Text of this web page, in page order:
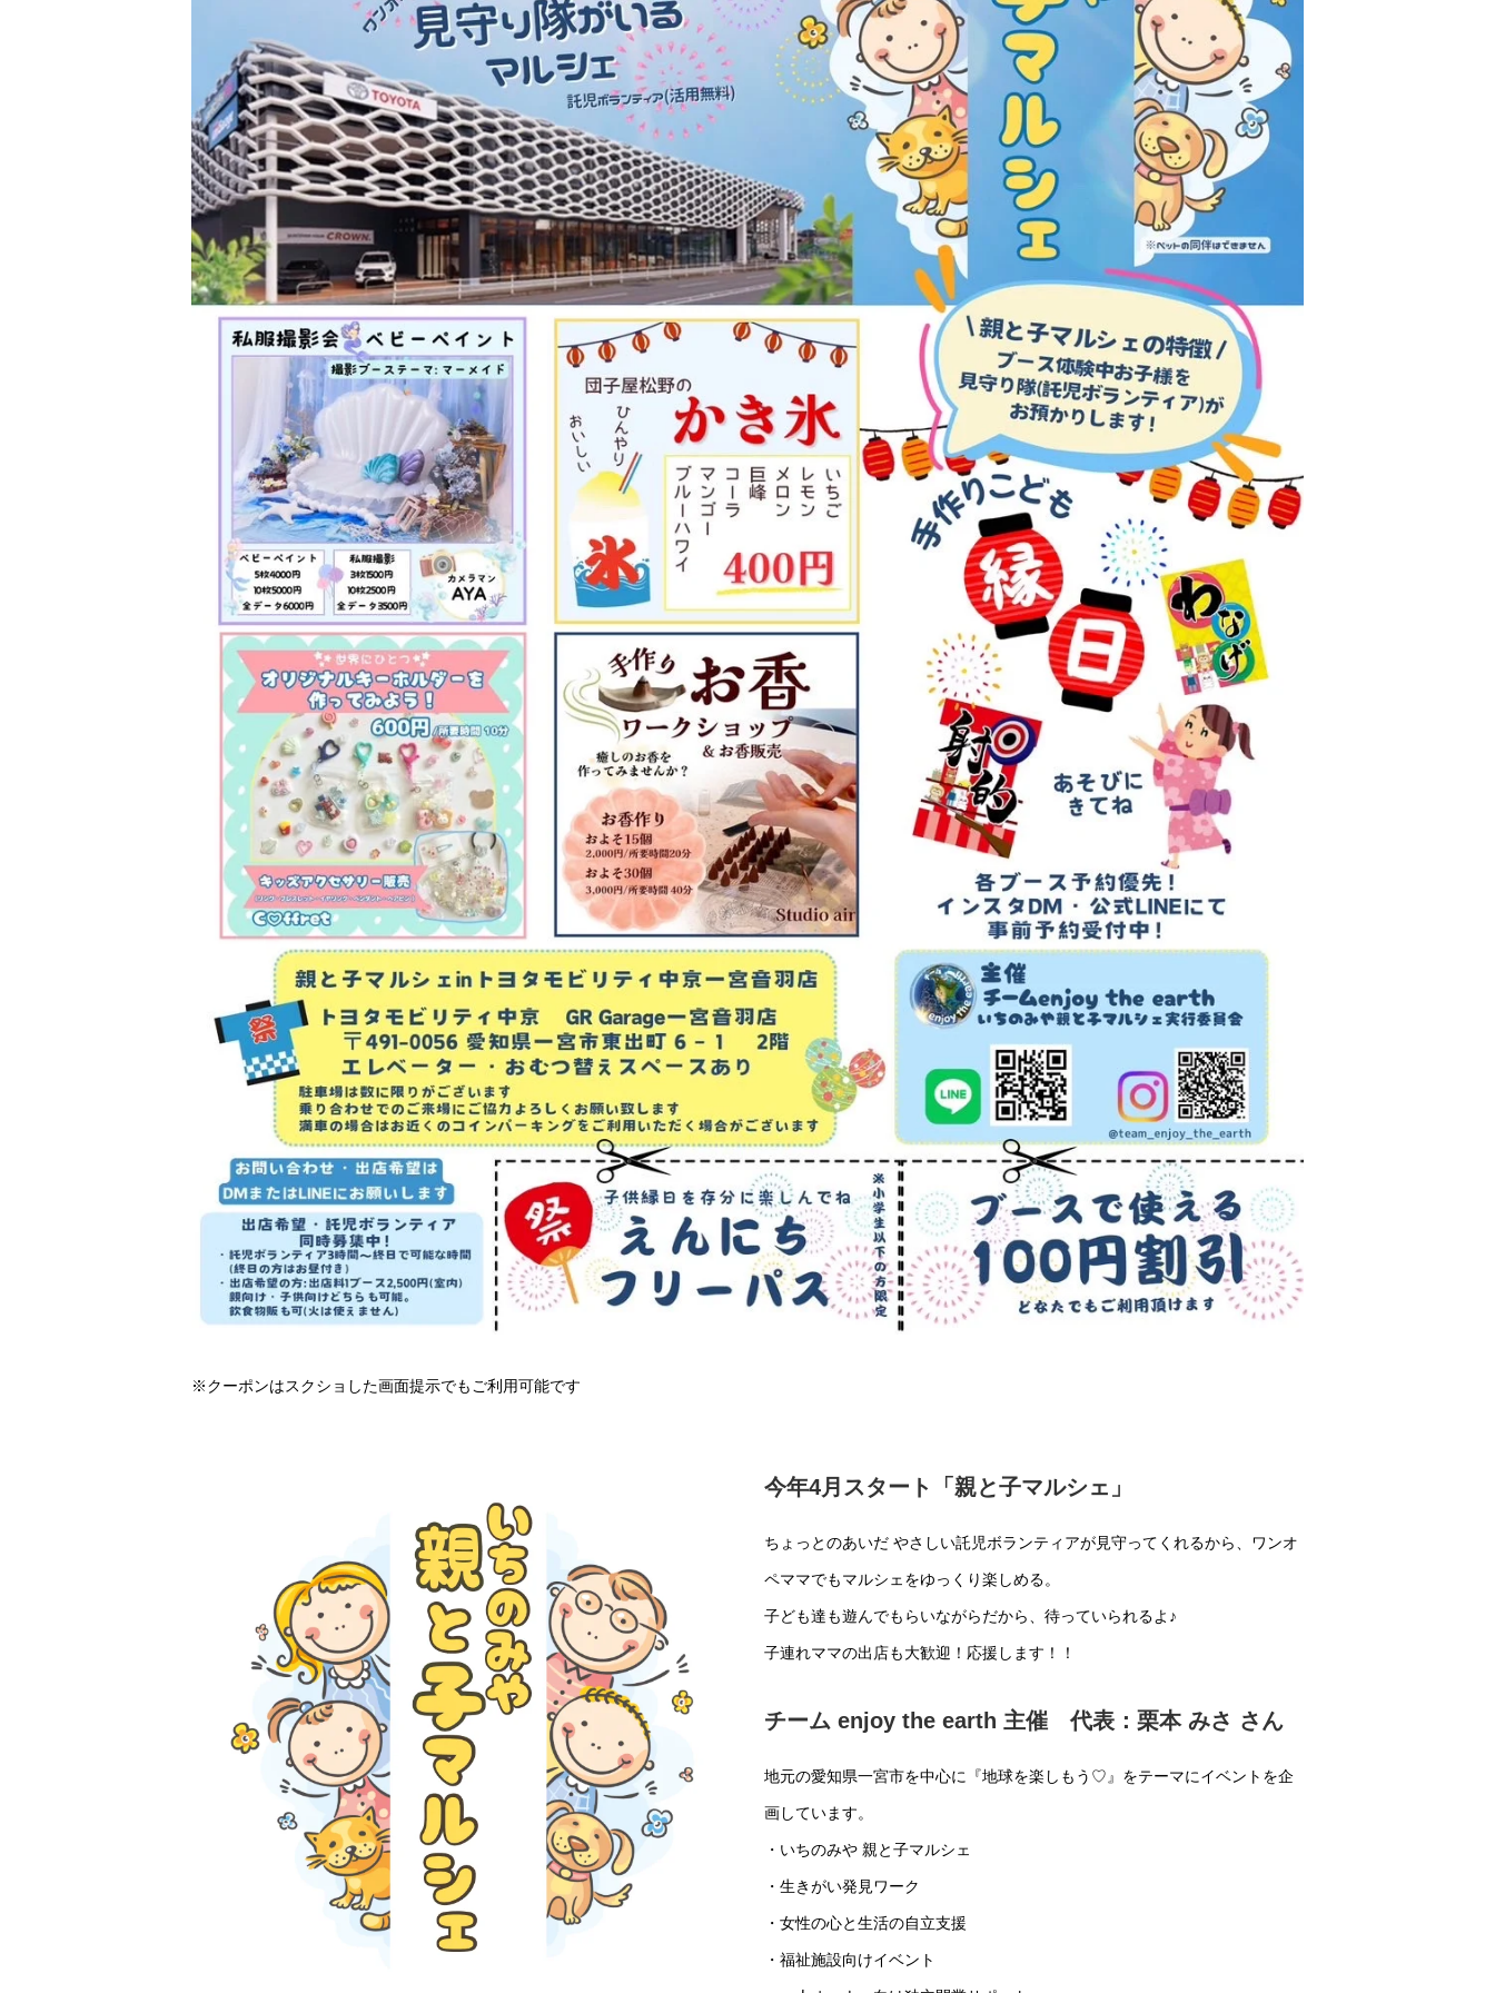
※クーポンはスクショした画面提示でもご利用可能です
今年4月スタート「親と子マルシェ」
ちょっとのあいだ やさしい託児ボランティアが見守ってくれるから、ワンオ
ペママでもマルシェをゆっくり楽しめる。
子ども達も遊んでもらいながらだから、待っていられるよ♪
子連れママの出店も大歓迎！応援します！！
チーム enjoy the earth 主催 代表：栗本 みさ さん
地元の愛知県一宮市を中心に『地球を楽しもう♡』をテーマにイベントを企
画しています。
・いちのみや 親と子マルシェ
・生きがい発見ワーク
・女性の心と生活の自立支援
・福祉施設向けイベント